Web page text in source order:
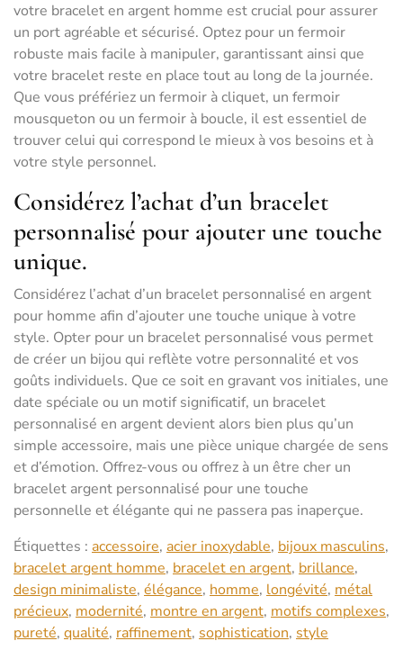
votre bracelet en argent homme est crucial pour assurer
un port agréable et sécurisé. Optez pour un fermoir
robuste mais facile à manipuler, garantissant ainsi que
votre bracelet reste en place tout au long de la journée.
Que vous préfériez un fermoir à cliquet, un fermoir
mousqueton ou un fermoir à boucle, il est essentiel de
trouver celui qui correspond le mieux à vos besoins et à
votre style personnel.
Considérez l’achat d’un bracelet
personnalisé pour ajouter une touche
unique.
Considérez l’achat d’un bracelet personnalisé en argent
pour homme afin d’ajouter une touche unique à votre
style. Opter pour un bracelet personnalisé vous permet
de créer un bijou qui reflète votre personnalité et vos
goûts individuels. Que ce soit en gravant vos initiales, une
date spéciale ou un motif significatif, un bracelet
personnalisé en argent devient alors bien plus qu’un
simple accessoire, mais une pièce unique chargée de sens
et d’émotion. Offrez-vous ou offrez à un être cher un
bracelet argent personnalisé pour une touche
personnelle et élégante qui ne passera pas inaperçue.
Étiquettes : accessoire, acier inoxydable, bijoux masculins,
bracelet argent homme, bracelet en argent, brillance,
design minimaliste, élégance, homme, longévité, métal
précieux, modernité, montre en argent, motifs complexes,
pureté, qualité, raffinement, sophistication, style